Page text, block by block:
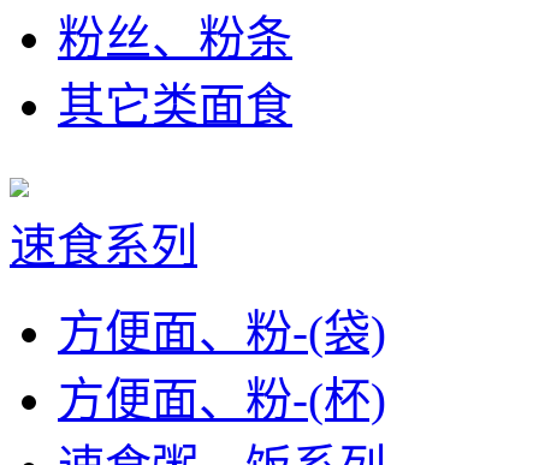
粉丝、粉条
其它类面食
速食系列
方便面、粉-(袋)
方便面、粉-(杯)